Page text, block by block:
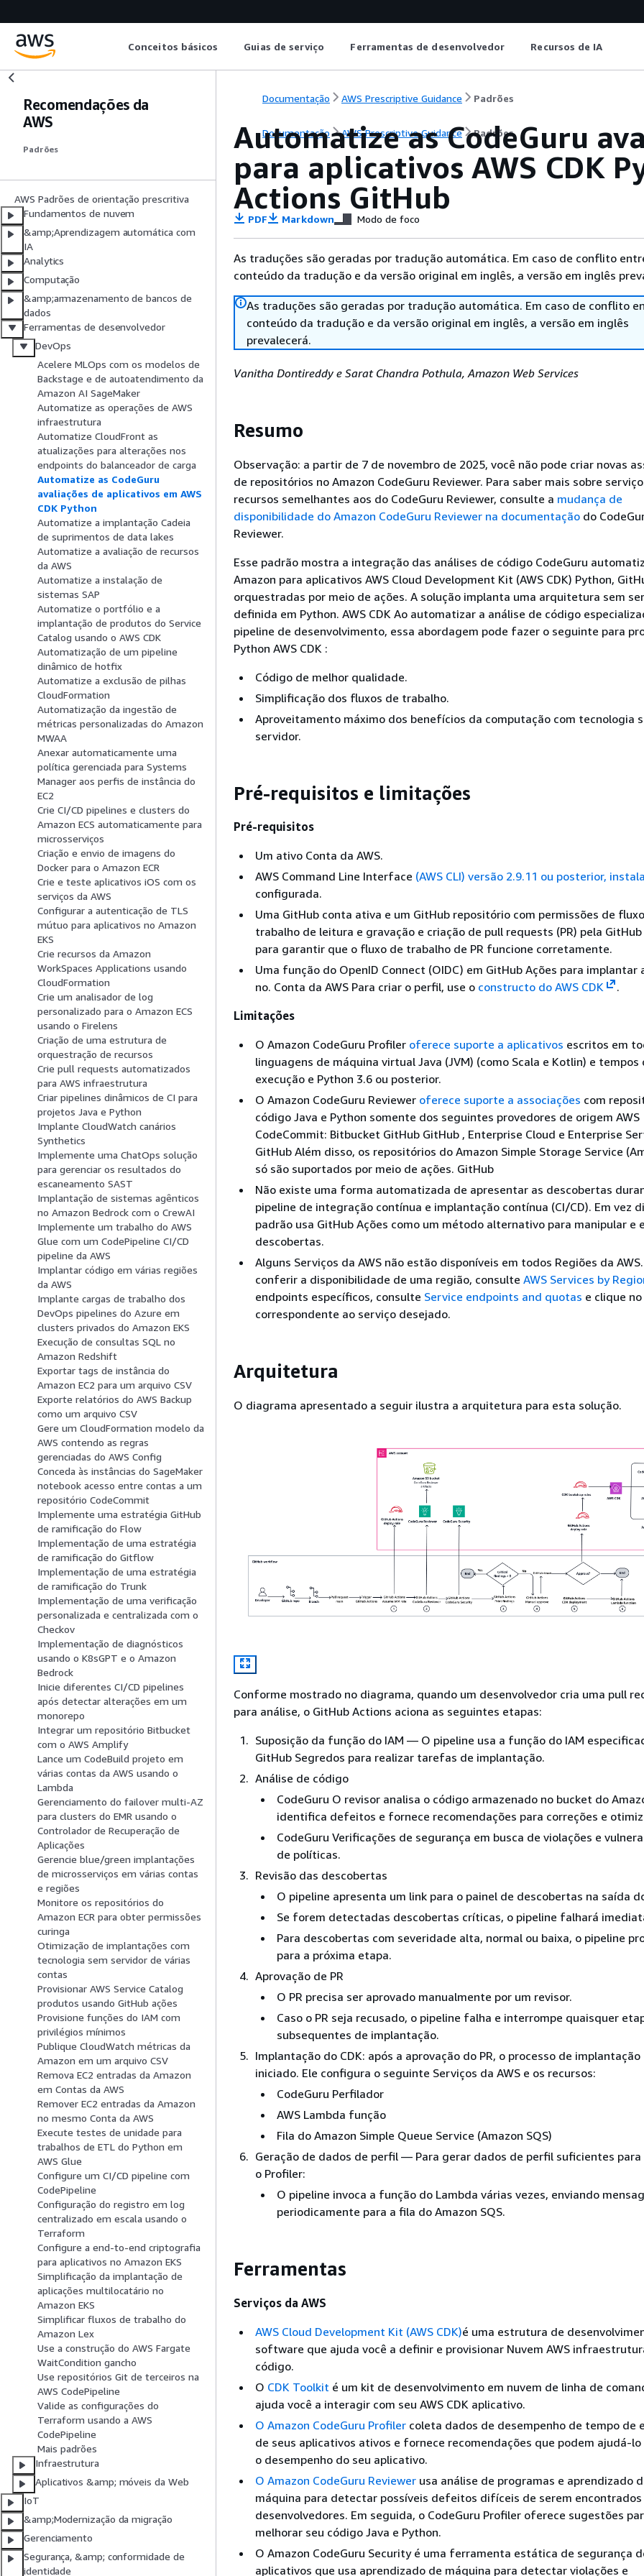
Conceitos básicos Guias de serviço Ferramentas de desenvolvedor Recursos de IA
Recomendações da
AWS
Padrões
AWS Padrões de orientação prescritiva
Fundamentos de nuvem
&amp;Aprendizagem automática com
IA
Analytics
Computação
&amp;armazenamento de bancos de
dados
Ferramentas de desenvolvedor
DevOps
Acelere MLOps com os modelos de
Backstage e de autoatendimento da
Amazon AI SageMaker
Automatize as operações de AWS
infraestrutura
Automatize CloudFront as
atualizações para alterações nos
endpoints do balanceador de carga
Automatize as CodeGuru
avaliações de aplicativos em AWS
CDK Python
Automatize a implantação Cadeia
de suprimentos de data lakes
Automatize a avaliação de recursos
da AWS
Automatize a instalação de
sistemas SAP
Automatize o portfólio e a
implantação de produtos do Service
Catalog usando o AWS CDK
Automatização de um pipeline
dinâmico de hotfix
Automatize a exclusão de pilhas
CloudFormation
Automatização da ingestão de
métricas personalizadas do Amazon
MWAA
Anexar automaticamente uma
política gerenciada para Systems
Manager aos perfis de instância do
EC2
Crie CI/CD pipelines e clusters do
Amazon ECS automaticamente para
microsserviços
Criação e envio de imagens do
Docker para o Amazon ECR
Crie e teste aplicativos iOS com os
serviços da AWS
Configurar a autenticação de TLS
mútuo para aplicativos no Amazon
EKS
Crie recursos da Amazon
WorkSpaces Applications usando
CloudFormation
Crie um analisador de log
personalizado para o Amazon ECS
usando o Firelens
Criação de uma estrutura de
orquestração de recursos
Crie pull requests automatizados
para AWS infraestrutura
Criar pipelines dinâmicos de CI para
projetos Java e Python
Implante CloudWatch canários
Synthetics
Implemente uma ChatOps solução
para gerenciar os resultados do
escaneamento SAST
Implantação de sistemas agênticos
no Amazon Bedrock com o CrewAI
Implemente um trabalho do AWS
Glue com um CodePipeline CI/CD
pipeline da AWS
Implantar código em várias regiões
da AWS
Implante cargas de trabalho dos
DevOps pipelines do Azure em
clusters privados do Amazon EKS
Execução de consultas SQL no
Amazon Redshift
Exportar tags de instância do
Amazon EC2 para um arquivo CSV
Exporte relatórios do AWS Backup
como um arquivo CSV
Gere um CloudFormation modelo da
AWS contendo as regras
gerenciadas do AWS Config
Conceda às instâncias do SageMaker
notebook acesso entre contas a um
repositório CodeCommit
Implemente uma estratégia GitHub
de ramificação do Flow
Implementação de uma estratégia
de ramificação do Gitflow
Implementação de uma estratégia
de ramificação do Trunk
Implementação de uma verificação
personalizada e centralizada com o
Checkov
Implementação de diagnósticos
usando o K8sGPT e o Amazon
Bedrock
Inicie diferentes CI/CD pipelines
após detectar alterações em um
monorepo
Integrar um repositório Bitbucket
com o AWS Amplify
Lance um CodeBuild projeto em
várias contas da AWS usando o
Lambda
Gerenciamento do failover multi-AZ
para clusters do EMR usando o
Controlador de Recuperação de
Aplicações
Gerencie blue/green implantações
de microsserviços em várias contas
e regiões
Monitore os repositórios do
Amazon ECR para obter permissões
curinga
Otimização de implantações com
tecnologia sem servidor de várias
contas
Provisionar AWS Service Catalog
produtos usando GitHub ações
Provisione funções do IAM com
privilégios mínimos
Publique CloudWatch métricas da
Amazon em um arquivo CSV
Remova EC2 entradas da Amazon
em Contas da AWS
Remover EC2 entradas da Amazon
no mesmo Conta da AWS
Execute testes de unidade para
trabalhos de ETL do Python em
AWS Glue
Configure um CI/CD pipeline com
CodePipeline
Configuração do registro em log
centralizado em escala usando o
Terraform
Configure a end-to-end criptografia
para aplicativos no Amazon EKS
Simplificação da implantação de
aplicações multilocatário no
Amazon EKS
Simplificar fluxos de trabalho do
Amazon Lex
Use a construção do AWS Fargate
WaitCondition gancho
Use repositórios Git de terceiros na
AWS CodePipeline
Valide as configurações do
Terraform usando a AWS
CodePipeline
Mais padrões
Infraestrutura
Aplicativos &amp; móveis da Web
IoT
&amp;Modernização da migração
Gerenciamento
Segurança, &amp; conformidade de
identidade
Documentação AWS Prescriptive Guidance Padrões
Documentação AWS Prescriptive Guidance Padrões
Automatize as CodeGuru
para aplicativos AWS CDK
Actions GitHub
PDF Markdown Modo de foco
As traduções são geradas por tradução automática. Em caso de conflito
conteúdo da tradução e da versão original em inglês, a versão em inglês
As traduções são geradas por tradução automática. Em caso de conflito
conteúdo da tradução e da versão original em inglês, a versão em inglês
prevalecerá.
Vanitha Dontireddy e Sarat Chandra Pothula, Amazon Web Services
Resumo
Observação: a partir de 7 de novembro de 2025, você não pode criar novas
de repositórios no Amazon CodeGuru Reviewer. Para saber mais sobre
recursos semelhantes aos do CodeGuru Reviewer, consulte a mudança de
disponibilidade do Amazon CodeGuru Reviewer na documentação do
Reviewer.
Esse padrão mostra a integração das análises de código CodeGuru
Amazon para aplicativos AWS Cloud Development Kit (AWS CDK) Python,
orquestradas por meio de ações. A solução implanta uma arquitetura sem
definida em Python. AWS CDK Ao automatizar a análise de código
pipeline de desenvolvimento, essa abordagem pode fazer o seguinte para
Python AWS CDK :
Código de melhor qualidade.
Simplificação dos fluxos de trabalho.
Aproveitamento máximo dos benefícios da computação com tecnologia
servidor.
Pré-requisitos e limitações
Pré-requisitos
Um ativo Conta da AWS.
AWS Command Line Interface (AWS CLI) versão 2.9.11 ou posterior,
configurada.
Uma GitHub conta ativa e um GitHub repositório com permissões de
trabalho de leitura e gravação e criação de pull requests (PR) pela
para garantir que o fluxo de trabalho de PR funcione corretamente.
Uma função do OpenID Connect (OIDC) em GitHub Ações para implantar
no. Conta da AWS Para criar o perfil, use o constructo do AWS CDK
.
Limitações
O Amazon CodeGuru Profiler oferece suporte a aplicativos escritos em
linguagens de máquina virtual Java (JVM) (como Scala e Kotlin) e tempos
execução e Python 3.6 ou posterior.
O Amazon CodeGuru Reviewer oferece suporte a associações com
código Java e Python somente dos seguintes provedores de origem AWS
CodeCommit: Bitbucket GitHub GitHub , Enterprise Cloud e Enterprise
GitHub Além disso, os repositórios do Amazon Simple Storage Service
só são suportados por meio de ações. GitHub
Não existe uma forma automatizada de apresentar as descobertas
pipeline de integração contínua e implantação contínua (CI/CD). Em vez
padrão usa GitHub Ações como um método alternativo para manipular e
descobertas.
Alguns Serviços da AWS não estão disponíveis em todos Regiões da
conferir a disponibilidade de uma região, consulte AWS Services by
endpoints específicos, consulte Service endpoints and quotas e clique
correspondente ao serviço desejado.
Arquitetura
O diagrama apresentado a seguir ilustra a arquitetura para esta solução.
Conforme mostrado no diagrama, quando um desenvolvedor cria uma pull
para análise, o GitHub Actions aciona as seguintes etapas:
Suposição da função do IAM — O pipeline usa a função do IAM
GitHub Segredos para realizar tarefas de implantação.
Análise de código
CodeGuru O revisor analisa o código armazenado no bucket do
identifica defeitos e fornece recomendações para correções e
CodeGuru Verificações de segurança em busca de violações e
de políticas.
Revisão das descobertas
O pipeline apresenta um link para o painel de descobertas na saída
Se forem detectadas descobertas críticas, o pipeline falhará
Para descobertas com severidade alta, normal ou baixa, o pipeline
para a próxima etapa.
Aprovação de PR
O PR precisa ser aprovado manualmente por um revisor.
Caso o PR seja recusado, o pipeline falha e interrompe quaisquer
subsequentes de implantação.
Implantação do CDK: após a aprovação do PR, o processo de implantação
iniciado. Ele configura o seguinte Serviços da AWS e os recursos:
CodeGuru Perfilador
AWS Lambda função
Fila do Amazon Simple Queue Service (Amazon SQS)
Geração de dados de perfil — Para gerar dados de perfil suficientes para
o Profiler:
O pipeline invoca a função do Lambda várias vezes, enviando
periodicamente para a fila do Amazon SQS.
Ferramentas
Serviços da AWS
AWS Cloud Development Kit (AWS CDK)é uma estrutura de
software que ajuda você a definir e provisionar Nuvem AWS
código.
O CDK Toolkit é um kit de desenvolvimento em nuvem de linha de
ajuda você a interagir com seu AWS CDK aplicativo.
O Amazon CodeGuru Profiler coleta dados de desempenho de tempo de
de seus aplicativos ativos e fornece recomendações que podem ajudá-
o desempenho do seu aplicativo.
O Amazon CodeGuru Reviewer usa análise de programas e aprendizado
máquina para detectar possíveis defeitos difíceis de serem encontrados
desenvolvedores. Em seguida, o CodeGuru Profiler oferece sugestões
melhorar seu código Java e Python.
O Amazon CodeGuru Security é uma ferramenta estática de segurança
aplicativos que usa aprendizado de máquina para detectar violações e